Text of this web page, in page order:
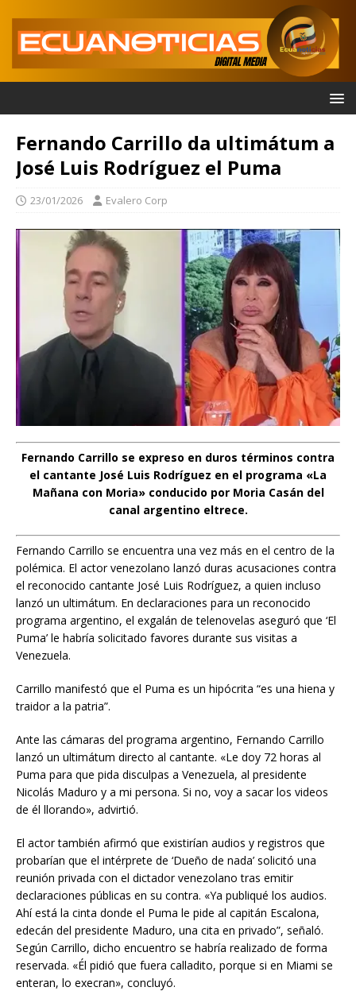
Fernando Carrillo da ultimátum a
José Luis Rodríguez el Puma
23/01/2026 Evalero Corp
Fernando Carrillo se expreso en duros términos contra
el cantante José Luis Rodríguez en el programa «La
Mañana con Moria» conducido por Moria Casán del
canal argentino eltrece.
Fernando Carrillo se encuentra una vez más en el centro de la
polémica. El actor venezolano lanzó duras acusaciones contra
el reconocido cantante José Luis Rodríguez, a quien incluso
lanzó un ultimátum. En declaraciones para un reconocido
programa argentino, el exgalán de telenovelas aseguró que ‘El
Puma’ le habría solicitado favores durante sus visitas a
Venezuela.
Carrillo manifestó que el Puma es un hipócrita “es una hiena y
traidor a la patria”.
Ante las cámaras del programa argentino, Fernando Carrillo
lanzó un ultimátum directo al cantante. «Le doy 72 horas al
Puma para que pida disculpas a Venezuela, al presidente
Nicolás Maduro y a mi persona. Si no, voy a sacar los videos
de él llorando», advirtió.
El actor también afirmó que existirían audios y registros que
probarían que el intérprete de ‘Dueño de nada’ solicitó una
reunión privada con el dictador venezolano tras emitir
declaraciones públicas en su contra. «Ya publiqué los audios.
Ahí está la cinta donde el Puma le pide al capitán Escalona,
edecán del presidente Maduro, una cita en privado”, señaló.
Según Carrillo, dicho encuentro se habría realizado de forma
reservada. «Él pidió que fuera calladito, porque si en Miami se
enteran, lo execran», concluyó.